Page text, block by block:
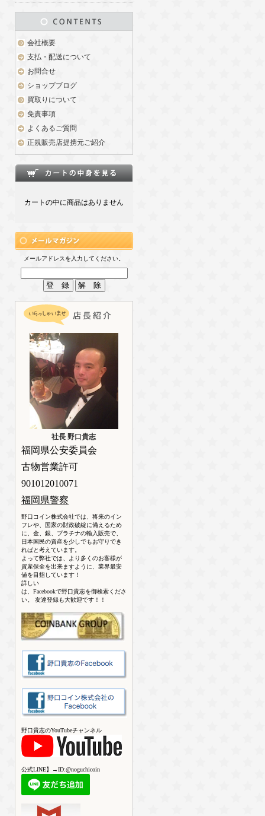
会社概要
支払・配送について
お問合せ
ショップブログ
買取りについて
免責事項
よくあるご質問
正規販売店提携元ご紹介
カートの中に商品はありません
メールアドレスを入力してください。
社長 野口貴志
福岡県公安委員会
古物営業許可
901012010071
福岡県警察
野口コイン株式会社では、将来のイン
フレや、国家の財政破綻に備えるため
に、金、銀、プラチナの輸入販売で、
日本国民の資産を少しでもお守りでき
ればと考えています。
よって弊社では、より多くのお客様が
資産保全を出来ますように、業界最安
値を目指しています！
詳しい
は、Facebookで野口貴志を御検索くださ
い。 友達登録も大歓迎です！！
野口貴志のYouTubeチャンネル
公式LINE】→ID:@noguchicoin